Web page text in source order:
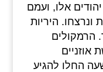
אלו, ועמם
ונרצחו. היריות
הרמקולים
אוזניים
החלו להגיע